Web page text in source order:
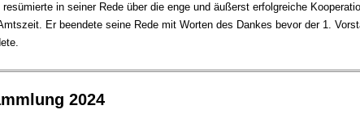
in seiner Rede über die enge und äußerst erfolgreiche
Er beendete seine Rede mit Worten des Dankes bevor der 1.
2024